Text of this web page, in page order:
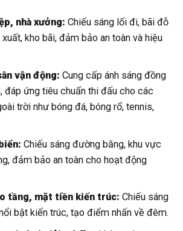
nhà xưởng: Chiếu sáng lối đi, bãi đỗ
kho bãi, đảm bảo an toàn và hiệu
vận động: Cung cấp ánh sáng đồng
đáp ứng tiêu chuẩn thi đấu cho các
trời như bóng đá, bóng rổ, tennis,
Chiếu sáng đường băng, khu vực
đảm bảo an toàn cho hoạt động
tầng, mặt tiền kiến trúc: Chiếu sáng
bật kiến trúc, tạo điểm nhấn về đêm.